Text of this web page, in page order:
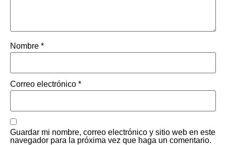
Nombre *
Correo electrónico *
Guardar mi nombre, correo electrónico y sitio web en este
navegador para la próxima vez que haga un comentario.